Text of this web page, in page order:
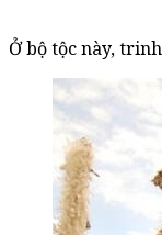
Ở bộ tộc này,